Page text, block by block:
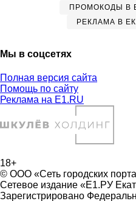
ПРОМОКОДЫ В
РЕКЛАМА В
Мы в соцсетях
Полная версия сайта
Помощь по сайту
Реклама на E1.RU
18+
© ООО «Сеть городских
Сетевое издание «Е1.РУ
Зарегистрировано